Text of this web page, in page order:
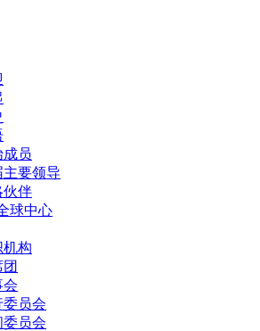
成员
主要领导
伙伴
球中心
机构
会
委员会
委员会